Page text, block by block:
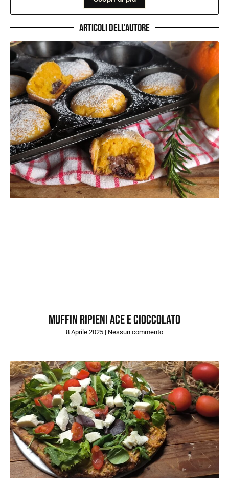
Articoli dell'autore
MUFFIN RIPIENI ACE E CIOCCOLATO
8 Aprile 2025 Nessun commento